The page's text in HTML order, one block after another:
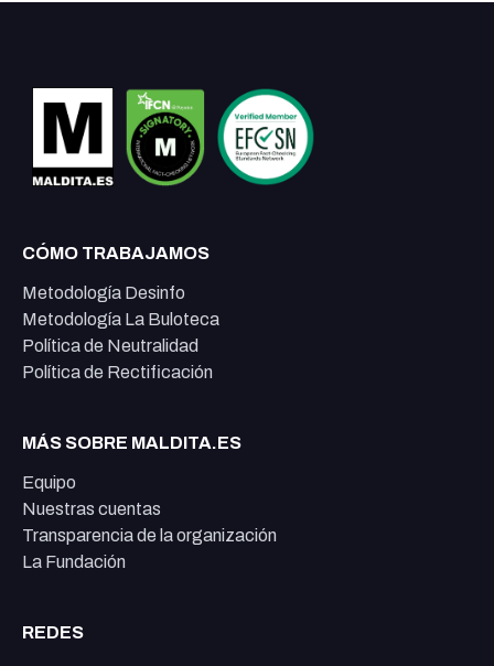
CÓMO TRABAJAMOS
Metodología Desinfo
Metodología La Buloteca
Política de Neutralidad
Política de Rectificación
MÁS SOBRE MALDITA.ES
Equipo
Nuestras cuentas
Transparencia de la organización
La Fundación
REDES